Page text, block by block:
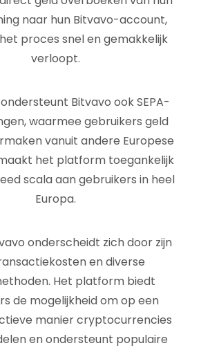
naar hun Bitvavo-account,
proces snel en gemakkelijk
verloopt.
Bitvavo ook SEPA-
waarmee gebruikers geld
vanuit andere Europese
het platform toegankelijk
scala aan gebruikers in heel
Europa.
onderscheidt zich door zijn
en diverse
Het platform biedt
de mogelijkheid om op een
manier cryptocurrencies
en ondersteunt populaire